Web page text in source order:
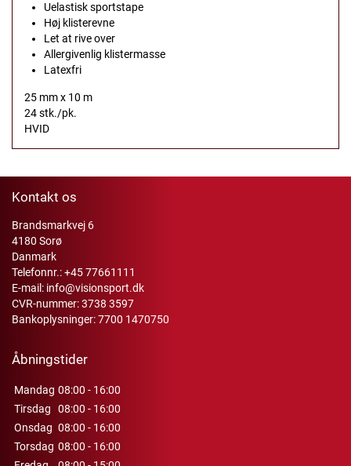
Uelastisk sportstape
Høj klisterevne
Let at rive over
Allergivenlig klistermasse
Latexfri
25 mm x 10 m
24 stk./pk.
HVID
Kontakt os
Brandsmarkvej 6
4180 Sorø
Danmark
Telefonnr.:+45 77661111
E-mail: info@visionsport.dk
CVR-nummer: 3738 3597
Bankoplysninger: 7700 1470750
Åbningstider
Mandag 08:00 - 16:00
Tirsdag
08:00 - 16:00
Onsdag 08:00 - 16:00
Torsdag 08:00 - 16:00